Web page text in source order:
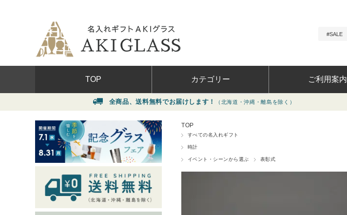
SALE
TOP カテゴリー
イベント・シーンから選ぶ
贈る相手から選ぶ
価格から選ぶ
グラス
ご利用案内
全商品、送料無料でお届けします！（北海道・沖縄・離島を除く）
TOP
すべての名入れギフト
時計
イベント・シーンから選ぶ 表彰式